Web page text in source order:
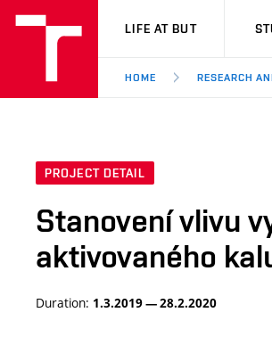
VUT
LIFE AT BUT
HOME RESEARCH
PROJECT DETAIL
Stanovení vlivu
aktivovaného
Duration: 1.3.2019 — 28.2.2020